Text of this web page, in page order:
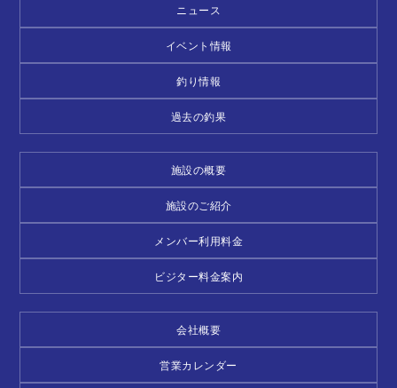
ニュース
イベント情報
釣り情報
過去の釣果
施設の概要
施設のご紹介
メンバー利用料金
ビジター料金案内
会社概要
営業カレンダー